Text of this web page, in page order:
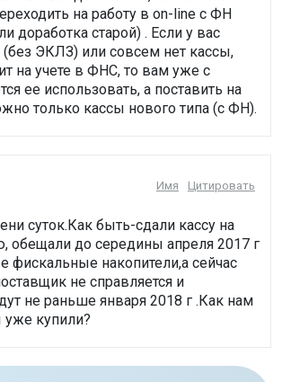
на работу в on-line с ФН
доработка старой) . Если у вас
(без ЭКЛЗ) или совсем нет кассы,
на учете в ФНС, то вам уже с
ее использовать, а поставить на
только кассы нового типа (с ФН).
Имя Цитировать
суток.Как быть-сдали кассу на
обещали до середины апреля 2017 г
фискальные накопители,а сейчас
не справляется и
не раньше января 2018 г .Как нам
купили?